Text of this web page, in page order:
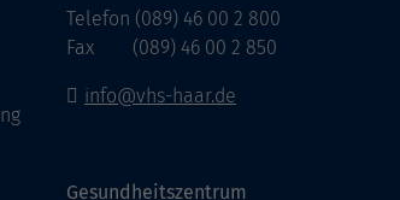
Telefon (089) 46 00 2 800
Fax (089) 46 00 2 850
info@vhs-haar.de
Gesundheitszentrum